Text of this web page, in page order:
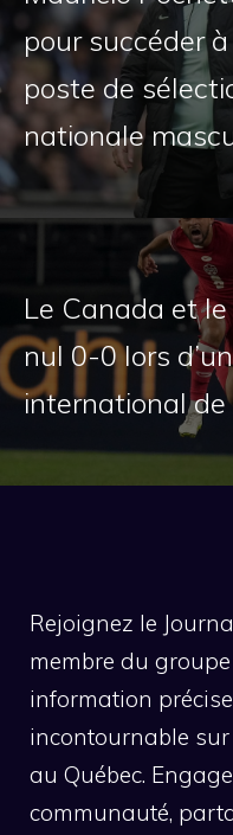
pour succéder
poste de
nationale
Le Canada et
nul 0-0 lors
international de
Rejoignez le
membre du
information
incontournable
au Québec.
communauté,